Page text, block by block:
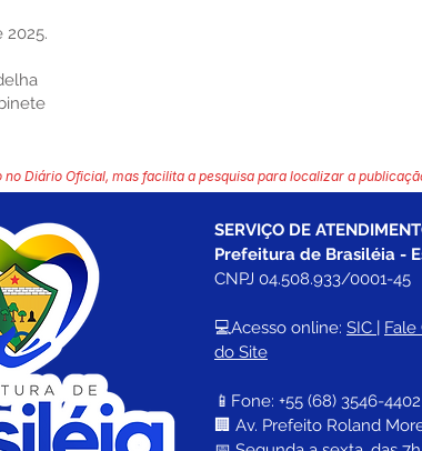
2025.
Diário Oficial, mas facilita a pesquisa para localizar a
SERVIÇO DE
Prefeitura de Brasiléia -
CNPJ 04.508.933/0001-45
💻Acesso online: SIC | Fale
do Site
📱Fone: +55 (68) 3546-
🏢 Av. Prefeito Roland